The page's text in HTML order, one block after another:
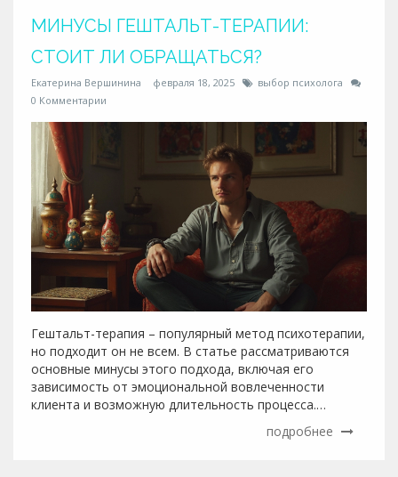
МИНУСЫ ГЕШТАЛЬТ-ТЕРАПИИ:
СТОИТ ЛИ ОБРАЩАТЬСЯ?
Екатерина Вершинина февраля 18, 2025
выбор психолога
0 Комментарии
Гештальт-терапия – популярный метод психотерапии,
но подходит он не всем. В статье рассматриваются
основные минусы этого подхода, включая его
зависимость от эмоциональной вовлеченности
клиента и возможную длительность процесса.
гештальт-терапевта и когда стоит задуматься о
подробнее